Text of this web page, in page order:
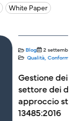
White Paper
Blog
2
Qualità,
Gestione dei
settore dei
approccio
13485:2016